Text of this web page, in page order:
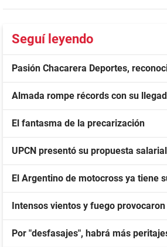
Seguí leyendo
Pasión Chacarera Deportes,
Almada rompe récords con su
El fantasma de la precarización
UPCN presentó su propuesta
El Argentino de motocross ya tiene
Intensos vientos y fuego
Por "desfasajes", habrá más